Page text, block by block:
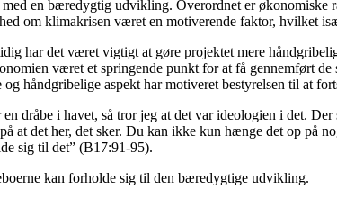
en bæredygtig udvikling. Overordnet er økonomiske
om klimakrisen været en motiverende faktor, hvilket
har det været vigtigt at gøre projektet mere
været et springende punkt for at få gennemført
håndgribelige aspekt har motiveret bestyrelsen til at
dråbe i havet, så tror jeg at det var ideologien i det.
at det her, det sker. Du kan ikke kun hænge det op på
sig til det” (B17:91-95).
kan forholde sig til den bæredygtige udvikling.